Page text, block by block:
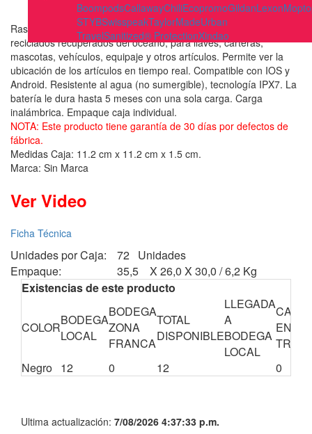
BoompodsCallawayChiliEcopromoGildanLexon
STYBSwisspeakTaylorMadeUrban
TravelSanitized® ProtectionXindao
Rastreador universal plástico Bluetooth, hecho de residuos
reciclados recuperados del océano, para llaves, carteras,
mascotas, vehículos, equipaje y otros artículos. Permite ver la
ubicación de los artículos en tiempo real. Compatible con IOS y
Android. Resistente al agua (no sumergible), tecnología IPX7. La
batería le dura hasta 5 meses con una sola carga. Carga
inalámbrica. Empaque caja individual.
NOTA: Este producto tiene garantía de 30 días por defectos de
fábrica.
Medidas Caja: 11.2 cm x 11.2 cm x 1.5 cm.
Marca: Sin Marca
Ver Video
Ficha Técnica
Unidades por Caja:
72 Unidades
Empaque:
35,5 X 26,0 X 30,0 / 6,2 Kg
Existencias de este producto
COLORBODEGA
LOCAL
BODEGA
ZONA
FRANCA
TOTAL
DISPONIBLE
LLEGADA
A
BODEGA
LOCAL
EN
Negro 12 0 12 0
Ultima actualización: 7/08/2026 4:37:33 p.m.